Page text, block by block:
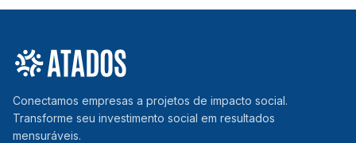
Conectamos empresas a projetos de impacto social.
Transforme seu investimento social em resultados
mensuráveis.